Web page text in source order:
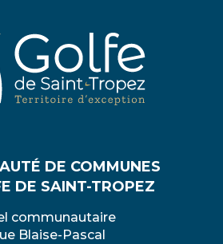
DE COMMUNES
DE SAINT-TROPEZ
communautaire
Blaise-Pascal